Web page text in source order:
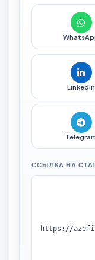
LinkedIn
ССЫЛКА НА